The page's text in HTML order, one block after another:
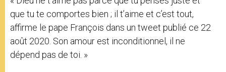
que tu te comportes bien ; il t’aime et c’est tout,
affirme le pape François dans un tweet publié ce 22
août 2020. Son amour est inconditionnel, il ne
dépend pas de toi. »